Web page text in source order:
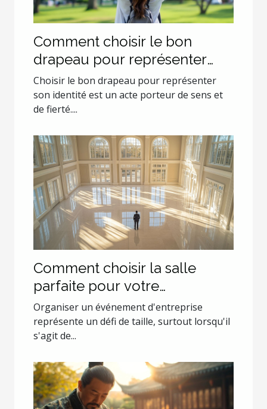
Comment choisir le bon
drapeau pour représenter
son identité?
Choisir le bon drapeau pour représenter
son identité est un acte porteur de sens et
de fierté....
Comment choisir la salle
parfaite pour votre
événement d'entreprise ?
Organiser un événement d'entreprise
représente un défi de taille, surtout lorsqu'il
s'agit de...